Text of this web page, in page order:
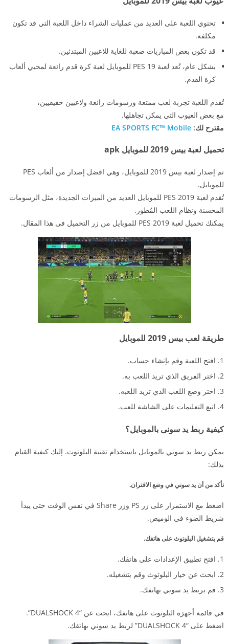
تحتوي اللعبة على العديد من عمليات الشراء داخل اللعبة التي قد تكون
مكلفة.
قد تكون بعض المباريات صعبة للغاية للاعبين المبتدئين.
بشكل عام، تُعد لعبة PES 19 للموبايل لعبة كرة قدم رائعة لمحبي ألعاب
كرة القدم.
تُقدم اللعبة تجربة لعب ممتعة ورسومات رائعة ولاعبين حقيقيين،
مع بعض العيوب التي يمكن تجاهلها.
مقترح لك: EA SPORTS FC™ Mobile
تحميل لعبة بيس 2019 للموبايل apk
تم إصدار لعبة بيس 2019 للموبايل، وهي افضل إصدار من ألعاب PES
للموبايل.
تُقدم لعبة PES 2019 للموبايل العديد من الميزات الجديدة، مثل الرسومات
المحسنة ونظام اللعب المُطور.
يمكنك تحميل لعبة PES 2019 للموبايل من زر التحميل فى هذا المقال.
طريقة لعب بيس 2019 للموبايل
افتح اللعبة وقم بإنشاء حساب.
اختر الفريق الذي تريد اللعب به.
اختر وضع اللعب الذي تريد اللعبه.
اتبع التعليمات على الشاشة للعب.
كيفية ربط يد سونى بالموبايل؟
يمكن ربط يد سوني بالموبايل باستخدام تقنية البلوتوث. إليك كيفية القيام
بذلك:
تأكد من أن يد سوني في وضع الاقتران.
اضغط مع الاستمرار على زر PS وزر Share في نفس الوقت حتى يبدأ
شريط الضوء في الوميض.
قم بتشغيل البلوتوث على هاتفك.
افتح تطبيق الإعدادات على هاتفك.
ابحث عن خيار البلوتوث وقم بتشغيله.
قم بربط يد سوني بهاتفك.
في قائمة أجهزة البلوتوث على هاتفك، ابحث عن “DUALSHOCK 4”.
اضغط على “DUALSHOCK 4” لربط يد سوني بهاتفك.